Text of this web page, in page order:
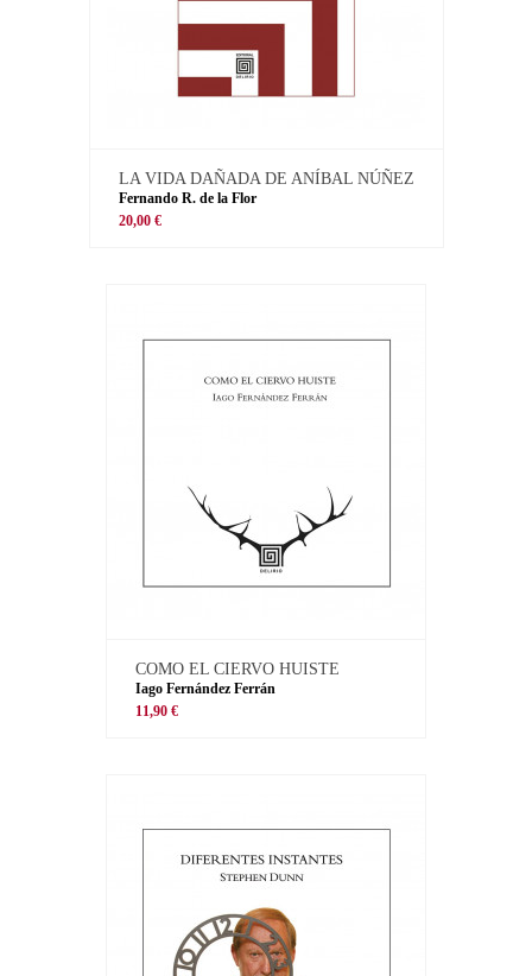
LA VIDA DAÑADA DE ANÍBAL NÚÑEZ
Fernando R. de la Flor
20,00 €
COMO EL CIERVO HUISTE
Iago Fernández Ferrán
11,90 €